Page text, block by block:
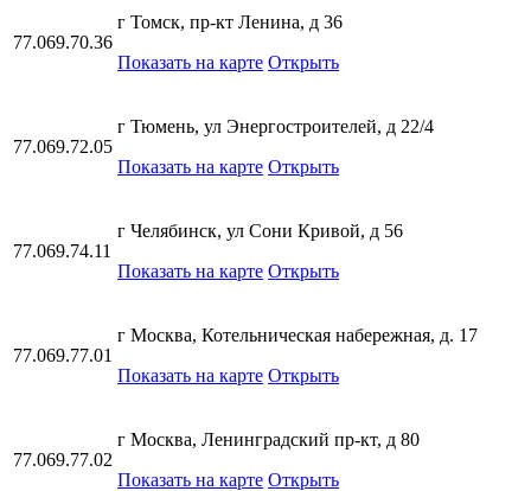
77.069.70.36
г Томск, пр-кт Ленина, д 36
Показать на карте Открыть
77.069.72.05
г Тюмень, ул Энергостроителей, д 22/4
Показать на карте Открыть
77.069.74.11
г Челябинск, ул Сони Кривой, д 56
Показать на карте Открыть
77.069.77.01
г Москва, Котельническая набережная, д. 17
Показать на карте Открыть
77.069.77.02
г Москва, Ленинградский пр-кт, д 80
Показать на карте Открыть